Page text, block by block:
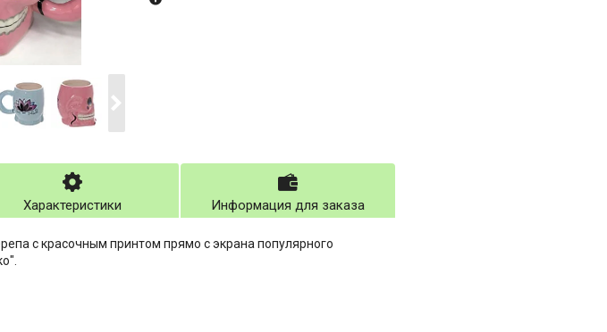
Характеристики Информация для заказа
с красочным принтом прямо с экрана популярного